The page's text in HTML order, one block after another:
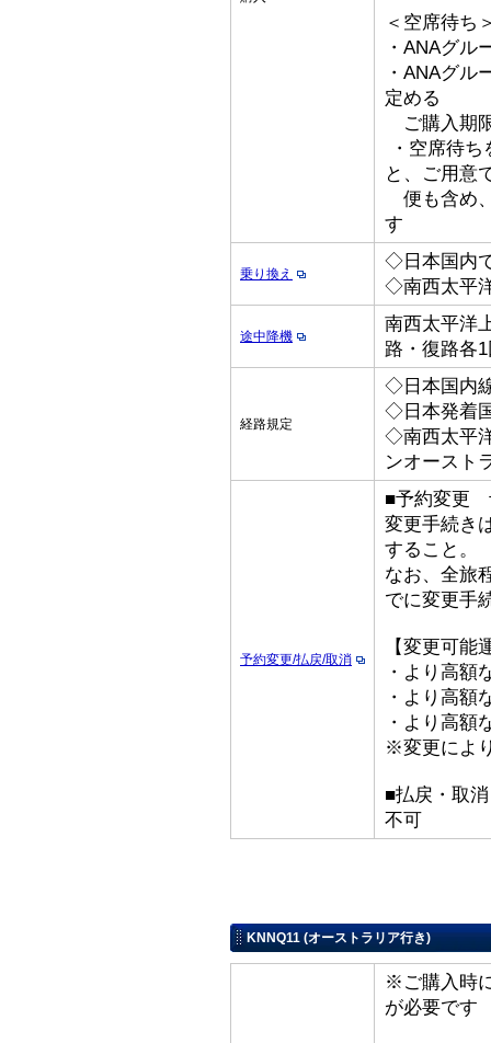
＜空席待ち
・ANAグル
・ANAグル
定める
ご購入期
・空席待
と、ご用意
便も含め
す
乗り換え
◇日本国内
◇南西太平
途中降機
南西太平洋
路・復路各
経路規定
◇日本国内
◇日本発着
◇南西太平
ンオースト
予約変更/払戻/取消
■予約変更
変更手続き
すること。
なお、全旅
でに変更手
【変更可能
・より高額
・より高額
・より高額
※変更によ
■払戻・取
不可
KNNQ11 (オーストラリア行き)
※ご購入時
が必要です